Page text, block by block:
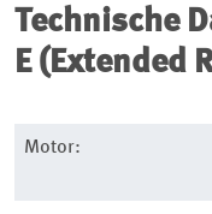
Technische
E (Extended
Motor: